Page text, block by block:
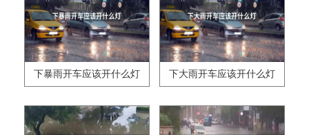
下暴雨开车应该开什么灯 下大雨开车应该开什么灯